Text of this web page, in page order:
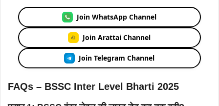
Join WhatsApp Channel
Join Arattai Channel
Join Telegram Channel
FAQs – BSSC Inter Level Bharti 2025